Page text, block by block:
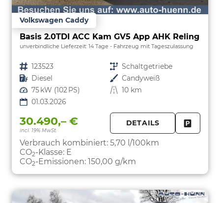
Volkswagen Caddy
Basis 2.0TDI ACC Kam GV5 App AHK Reling
unverbindliche Lieferzeit: 14 Tage Fahrzeug mit Tageszulassung
Fahrzeugnr. 123523 Getriebe Schaltgetriebe
Kraftstoff Diesel Außenfarbe Candyweiß
Leistung 75 kW (102 PS) Kilometerstand 10 km
01.03.2026
30.490,– €
incl. 19% MwSt.
DETAILS
Verbrauch kombiniert: 5,70 l/100km
CO2-Klasse: E
CO2-Emissionen: 150,00 g/km